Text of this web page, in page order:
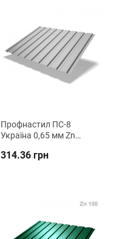
Профнастил ПС-8
Україна 0,65 мм Zn
314.36 грн